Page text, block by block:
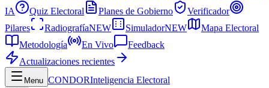
IA
Quiz Electoral Planes de Gobierno
Verificador
Pilares
RadiografíaNEW SimuladorNEW
Mapa Electoral
Metodología
En Vivo
Feedback
Actualizaciones recientes
Menu CONDORInteligencia Electoral